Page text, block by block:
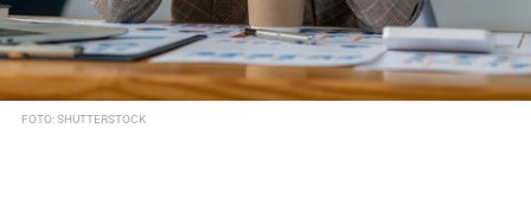
FOTO: SHUTTERSTOCK